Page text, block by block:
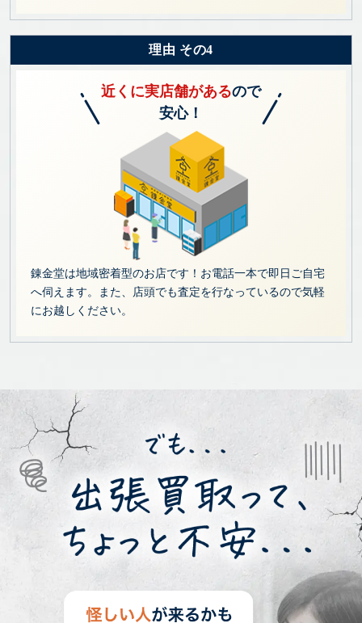
理由 その4
近くに実店舗があるので
安心！
錬金堂は地域密着型のお店です！お電話一本で即日ご自宅
へ伺えます。また、店頭でも査定を行なっているので気軽
にお越しください。